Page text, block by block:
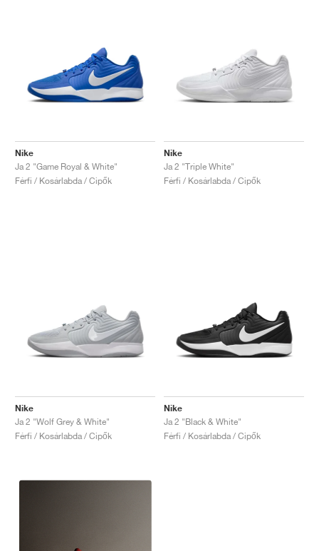
Nike
Ja 2 "Game Royal & White"
Férfi / Kosárlabda / Cipők
Nike
Ja 2 "Triple White"
Férfi / Kosárlabda / Cipők
Nike
Ja 2 "Wolf Grey & White"
Férfi / Kosárlabda / Cipők
Nike
Ja 2 "Black & White"
Férfi / Kosárlabda / Cipők